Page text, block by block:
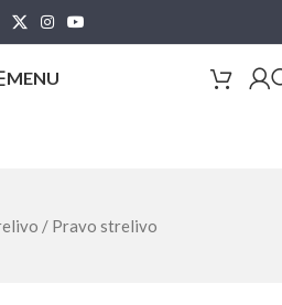
MENU
/ Pravo strelivo